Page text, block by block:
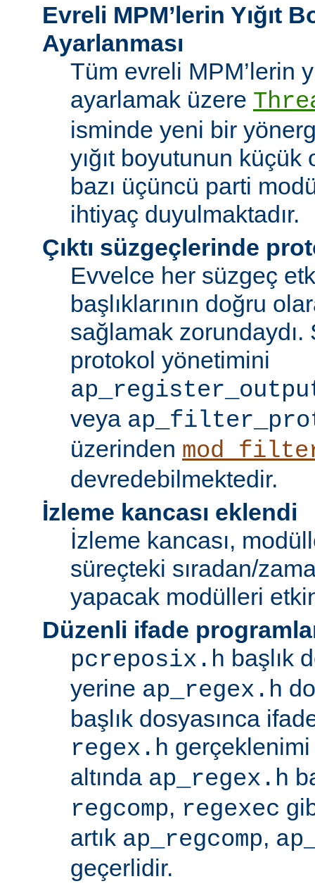
Evreli MPM’lerin Yığıt
Ayarlanması
Tüm evreli MPM’lerin
ayarlamak üzere
isminde yeni bir
yığıt boyutunun
bazı üçüncü parti
ihtiyaç duyulmaktadır.
Çıktı süzgeçlerinde
Evvelce her süzgeç
başlıklarının doğru
sağlamak zorundaydı.
protokol yönetimini
veya
üzerinden
devredebilmektedir.
İzleme kancası eklendi
İzleme kancası,
süreçteki sıradan/
yapacak modülleri
Düzenli ifade
pcreposix.h başlık
yerine ap_regex.h
başlık dosyasınca
regex.h
altında ap_regex.h
regcomp, regexec
artık ap_regcomp,
geçerlidir.